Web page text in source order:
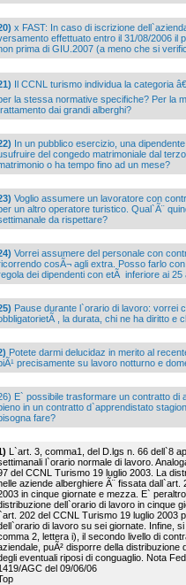
x FAST: In caso di iscrizione
effettuato entro il 31/08/2006 il
prima di GIU.2007 (a meno che si
Il CCNL turismo individua la categoria
la stessa normative specifiche? Per la
dai grandi alberghi?
In un pubblico esercizio, una
del congedo matrimoniale dal
o ha tempo fino ad un mese?
Voglio assumere un lavoratore con
un altro operatore turistico. Qual`Ã¨
da rispettare?
Vorrei assumere del personale con
cosÃ¬ agli extra. Posso farlo
dei dipendenti con etÃ inferiore ai 25
Pause durante l`orario di lavoro: vorrei
, la durata, chi ne ha diritto e
Potete darmi delucidaz in merito al
precisamente su lavoro notturno e
E` possibile trasformare un contratto di
in un contratto d`apprendistato
fare?
L`art. 3, comma1, del D.lgs n. 66 dell`8
l`orario normale di lavoro.
del CCNL Turismo 19 luglio 2003. La
aziende alberghiere Ã¨ fissata dall`art.
in cinque giornate e mezza. E`
dell`orario di lavoro in cinque
202 del CCNL Turismo 19 luglio 2003
di lavoro su sei giornate. Infine,
2, lettera i), il secondo livello di
puÃ² disporre della distribuzione
eventuali riposi di conguaglio. Nota
AGC del 09/06/06